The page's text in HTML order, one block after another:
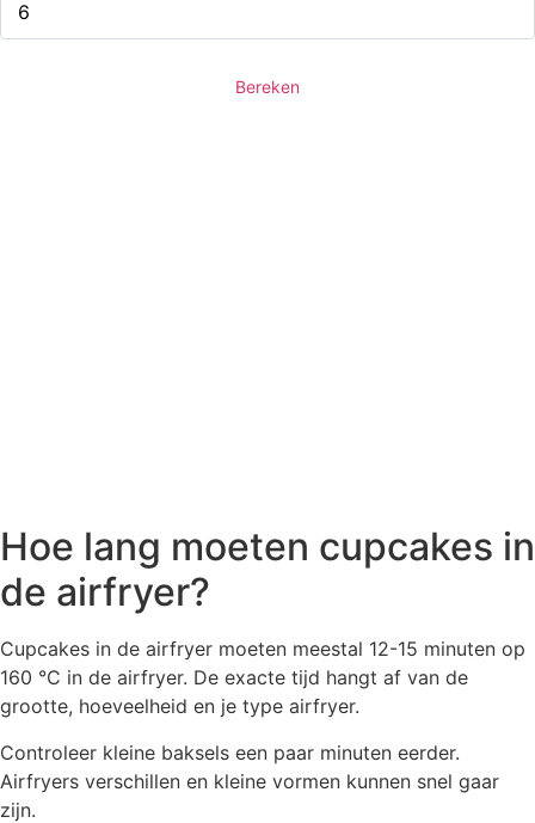
Bereken
Hoe lang moeten cupcakes in
de airfryer?
Cupcakes in de airfryer moeten meestal 12-15 minuten op
160 °C in de airfryer. De exacte tijd hangt af van de
grootte, hoeveelheid en je type airfryer.
Controleer kleine baksels een paar minuten eerder.
Airfryers verschillen en kleine vormen kunnen snel gaar
zijn.